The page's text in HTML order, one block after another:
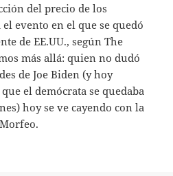
del precio de los
evento en el que se quedó
de EE.UU., según The
más allá: quien no dudó
de Joe Biden (y hoy
el demócrata se quedaba
hoy se ve cayendo con la